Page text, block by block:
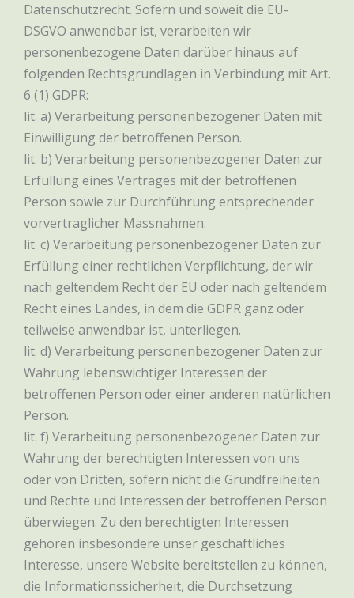
Datenschutzrecht. Sofern und soweit die EU-
DSGVO anwendbar ist, verarbeiten wir
personenbezogene Daten darüber hinaus auf
folgenden Rechtsgrundlagen in Verbindung mit Art.
6 (1) GDPR:
lit. a) Verarbeitung personenbezogener Daten mit
Einwilligung der betroffenen Person.
lit. b) Verarbeitung personenbezogener Daten zur
Erfüllung eines Vertrages mit der betroffenen
Person sowie zur Durchführung entsprechender
vorvertraglicher Massnahmen.
lit. c) Verarbeitung personenbezogener Daten zur
Erfüllung einer rechtlichen Verpflichtung, der wir
nach geltendem Recht der EU oder nach geltendem
Recht eines Landes, in dem die GDPR ganz oder
teilweise anwendbar ist, unterliegen.
lit. d) Verarbeitung personenbezogener Daten zur
Wahrung lebenswichtiger Interessen der
betroffenen Person oder einer anderen natürlichen
Person.
lit. f) Verarbeitung personenbezogener Daten zur
Wahrung der berechtigten Interessen von uns
oder von Dritten, sofern nicht die Grundfreiheiten
und Rechte und Interessen der betroffenen Person
überwiegen. Zu den berechtigten Interessen
gehören insbesondere unser geschäftliches
Interesse, unsere Website bereitstellen zu können,
die Informationssicherheit, die Durchsetzung